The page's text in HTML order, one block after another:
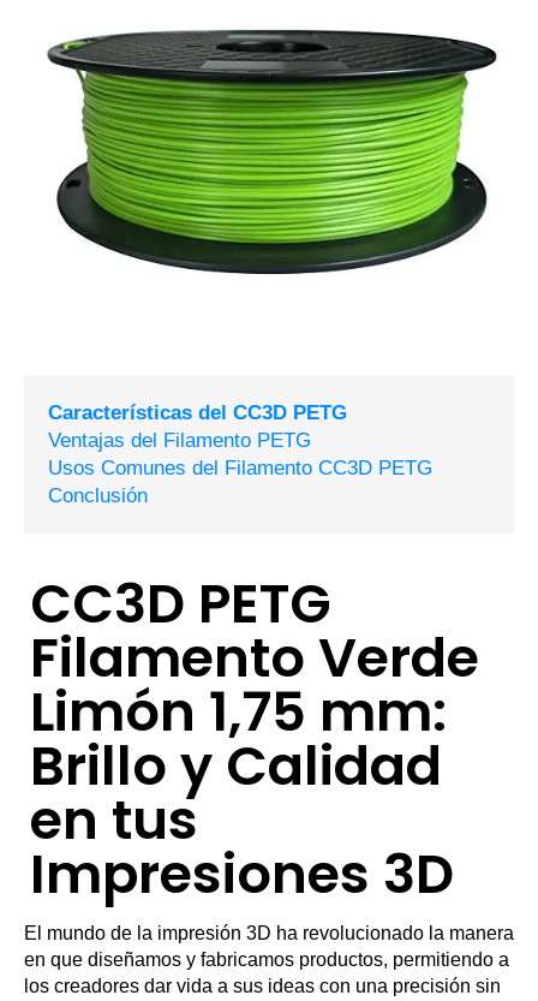
Características del CC3D PETG
Ventajas del Filamento PETG
Usos Comunes del Filamento CC3D PETG
Conclusión
CC3D PETG
Filamento Verde
Limón 1,75 mm:
Brillo y Calidad
en tus
Impresiones 3D
El mundo de la impresión 3D ha revolucionado la manera
en que diseñamos y fabricamos productos, permitiendo a
los creadores dar vida a sus ideas con una precisión sin